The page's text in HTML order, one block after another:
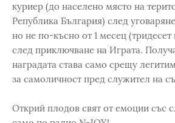
куриер (до населено място на
Република България) след
но не по-късно от 1 месец
след приключване на Играта.
наградата става само срещу
за самоличност пред служител на
Открий плодов свят от емоции със